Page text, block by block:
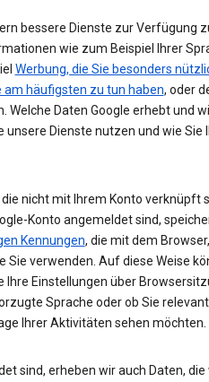
bessere Dienste zur Verfügung
wie zum Beispiel Ihrer
Werbung, die Sie besonders
am häufigsten zu tun haben, oder
Welche Daten Google erhebt und
Dienste nutzen und wie Sie
nicht mit Ihrem Konto verknüpft
Konto angemeldet sind,
Kennungen, die mit dem
Sie verwenden. Auf diese Weise
Ihre Einstellungen über
Sprache oder ob Sie
Ihrer Aktivitäten sehen möchten.
sind, erheben wir auch Daten, die